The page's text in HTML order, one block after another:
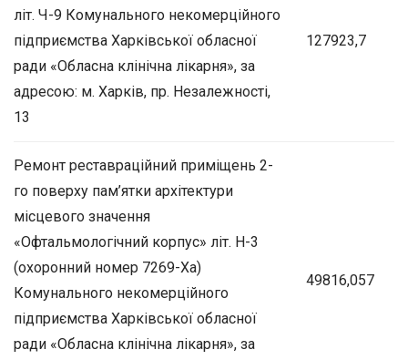
літ. Ч-9 Комунального некомерційного
підприємства Харківської обласної
ради «Обласна клінічна лікарня», за
адресою: м. Харків, пр. Незалежності,
13
127923,7
Ремонт реставраційний приміщень 2-
го поверху пам’ятки архітектури
місцевого значення
«Офтальмологічний корпус» літ. Н-3
(охоронний номер 7269-Ха)
Комунального некомерційного
підприємства Харківської обласної
ради «Обласна клінічна лікарня», за
49816,057